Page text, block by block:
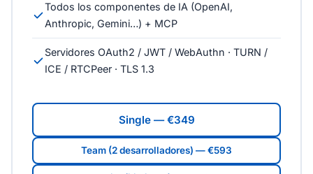
Todos los componentes de IA (OpenAI,
Anthropic, Gemini…) + MCP
Servidores OAuth2 / JWT / WebAuthn · TURN /
ICE / RTCPeer · TLS 1.3
Single — €349
Team (2 desarrolladores) — €593